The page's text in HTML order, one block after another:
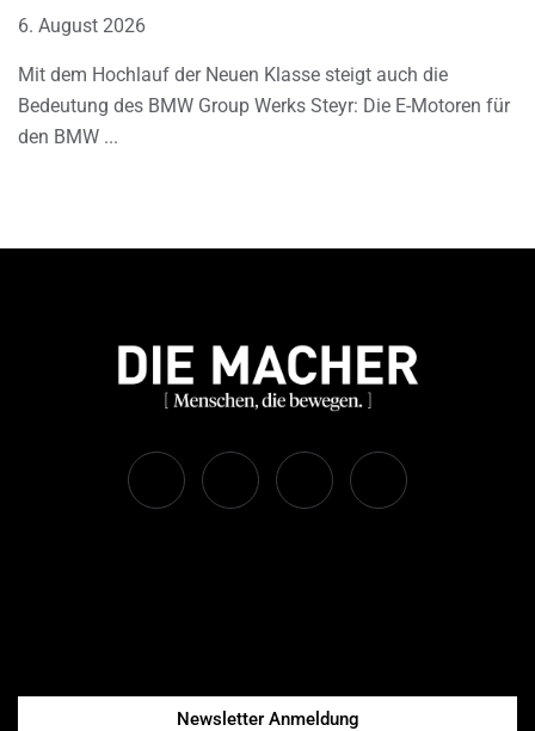
6. August 2026
Mit dem Hochlauf der Neuen Klasse steigt auch die
Bedeutung des BMW Group Werks Steyr: Die E-Motoren für
den BMW
Newsletter Anmeldung